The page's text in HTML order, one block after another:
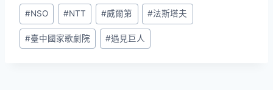
Post
Tags:
#NSO #NTT #威爾第 #法斯塔夫
#臺中國家歌劇院 #遇見巨人